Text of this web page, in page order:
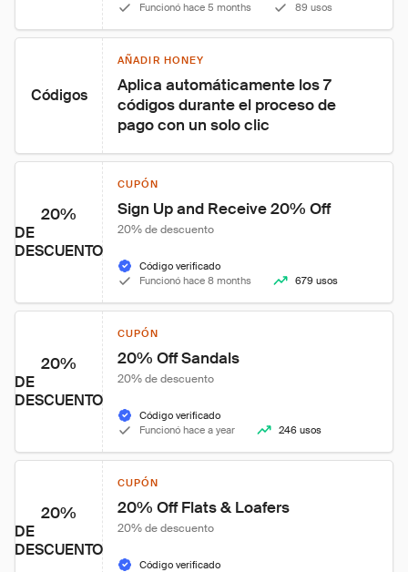
Funcionó hace 5 months
89 usos
Códigos
AÑADIR HONEY
Aplica automáticamente los 7
códigos durante el proceso de
pago con un solo clic
20%
DE
DESCUENTO
CUPÓN
Sign Up and Receive 20% Off
20% de descuento
Código verificado
Funcionó hace 8 months
679 usos
20%
DE
DESCUENTO
CUPÓN
20% Off Sandals
20% de descuento
Código verificado
Funcionó hace a year
246 usos
20%
DE
DESCUENTO
CUPÓN
20% Off Flats & Loafers
20% de descuento
Código verificado